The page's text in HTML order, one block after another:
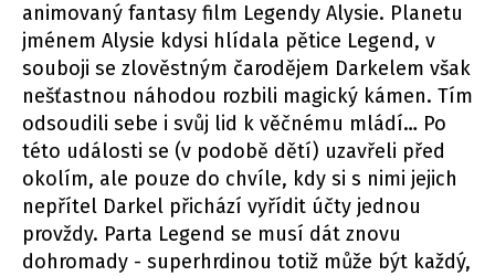
animovaný fantasy film Legendy Alysie. Planetu
jménem Alysie kdysi hlídala pětice Legend, v
souboji se zlověstným čarodějem Darkelem však
nešťastnou náhodou rozbili magický kámen. Tím
odsoudili sebe i svůj lid k věčnému mládí… Po
této události se (v podobě dětí) uzavřeli před
okolím, ale pouze do chvíle, kdy si s nimi jejich
nepřítel Darkel přichází vyřídit účty jednou
provždy. Parta Legend se musí dát znovu
dohromady - superhrdinou totiž může být každý,